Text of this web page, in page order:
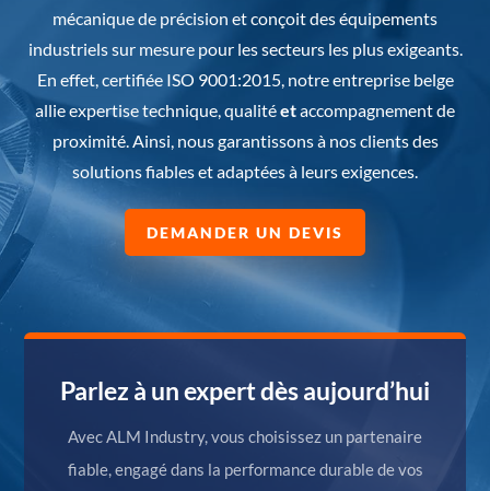
mécanique de précision et conçoit des équipements
industriels sur mesure pour les secteurs les plus exigeants.
En effet, certifiée ISO 9001:2015, notre entreprise belge
allie expertise technique, qualitéetaccompagnement de
proximité. Ainsi, nous garantissons à nos clients des
solutions fiables et adaptées à leurs exigences.
DEMANDER UN DEVIS
Parlez à un expert dès aujourd’hui
Avec ALM Industry, vous choisissez un partenaire
fiable, engagé dans la performance durable de vos